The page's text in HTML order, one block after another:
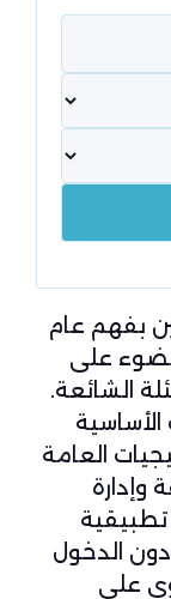
بفهم عام
على
الشائعة.
العامة
وإدارة
تطبيقية
الدخول
على